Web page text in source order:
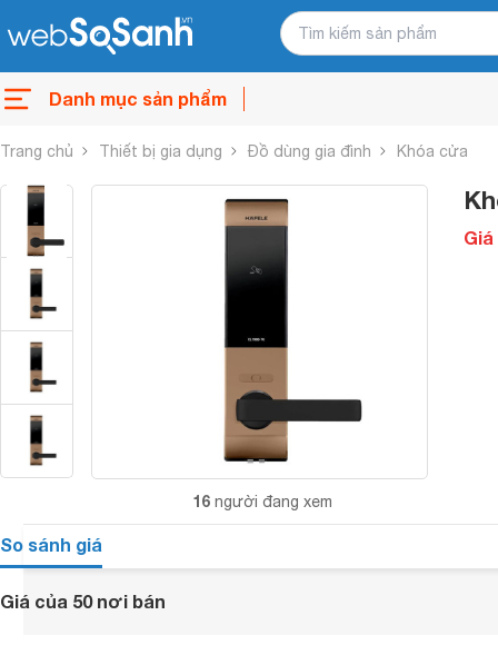
Danh mục sản phẩm
Trang chủ Thiết bị gia dụng Đồ dùng gia đình Khóa cửa
16 người đang xem
Giá
So sánh giá
Giá của 50 nơi bán